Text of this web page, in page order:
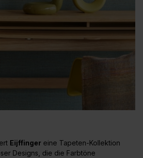
Eijffinger eine Tapeten-Kollektion
Designs, die die Farbtöne